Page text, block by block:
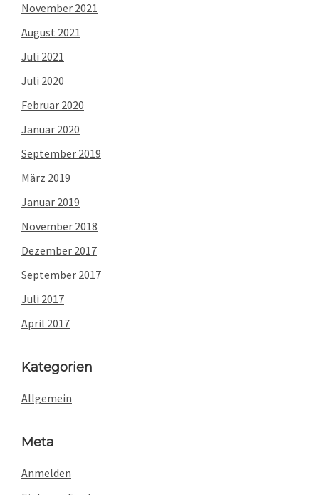
November 2021
August 2021
Juli 2021
Juli 2020
Februar 2020
Januar 2020
September 2019
März 2019
Januar 2019
November 2018
Dezember 2017
September 2017
Juli 2017
April 2017
Kategorien
Allgemein
Meta
Anmelden